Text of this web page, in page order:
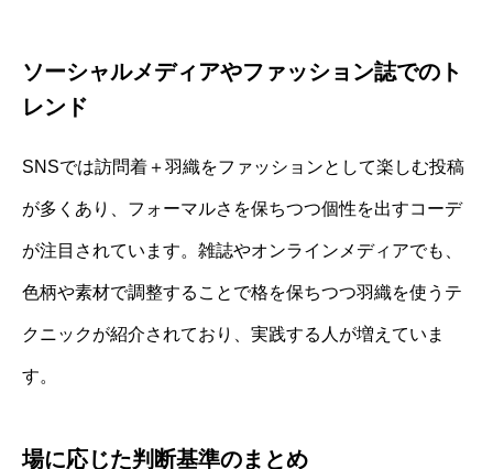
ソーシャルメディアやファッション誌でのト
レンド
SNSでは訪問着＋羽織をファッションとして楽しむ投稿
が多くあり、フォーマルさを保ちつつ個性を出すコーデ
が注目されています。雑誌やオンラインメディアでも、
色柄や素材で調整することで格を保ちつつ羽織を使うテ
クニックが紹介されており、実践する人が増えていま
す。
場に応じた判断基準のまとめ